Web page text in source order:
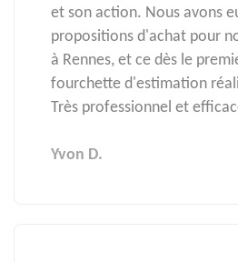
et son action. Nous avons
propositions d'achat pour
à Rennes, et ce dès le
fourchette d'estimation
Très professionnel et
Yvon D.